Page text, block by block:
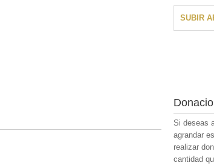
SUBIR
Si deseas
agrandar
realizar
cantidad